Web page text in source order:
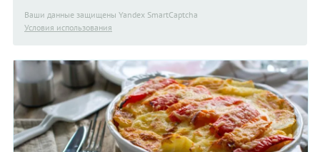
Ваши данные защищены Yandex SmartCaptcha
Условия использования